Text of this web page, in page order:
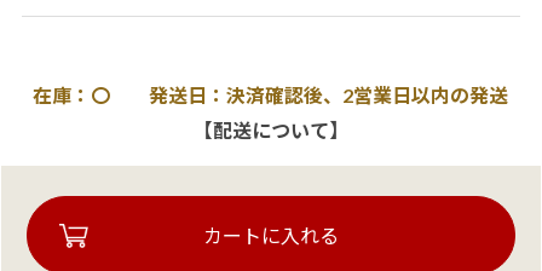
在庫：〇 発送日：決済確認後、2営業日以内の発送
【配送について】